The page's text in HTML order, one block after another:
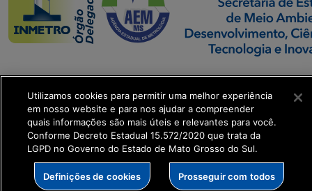
SETDIG | Secretaria-
Executiva de
Transformação Digital
get_footer();
Utilizamos cookies para permitir uma melhor experiência
em nosso website e para nos ajudar a compreender
quais informações são mais úteis e relevantes para você.
Conforme Decreto Estadual 15.572/2020 que trata da
LGPD no Governo do Estado de Mato Grosso do Sul.
Definições de cookies Prosseguir com todos